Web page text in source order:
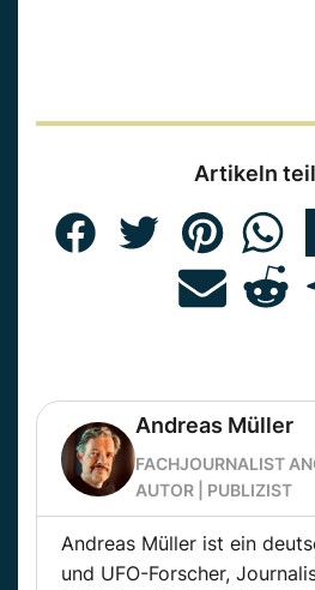
Artikeln
Andreas Müller
FACHJOURNALIST
AUTOR | PUBLIZIST
Andreas Müller ist ein
und UFO-Forscher,